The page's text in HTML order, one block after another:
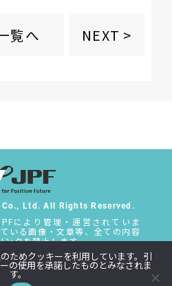
NEXT >
覧へ
Ltd. All Rights Reserved.
により管理・運営されていま
いる画像・文章等、全ての内容
ンクを禁止します。
通報窓口
Policy
ためクッキーを利用しています。引
の使用を承諾したものとみなされま
す。